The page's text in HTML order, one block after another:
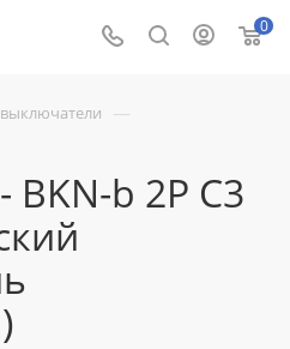
0
—
BKN-b 2P C3